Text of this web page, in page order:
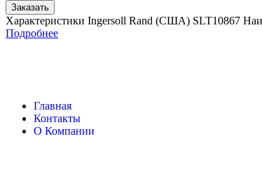
Заказать
Характеристики Ingersoll Rand (США) SLT10867
Подробнее
Главная
Контакты
О Компании